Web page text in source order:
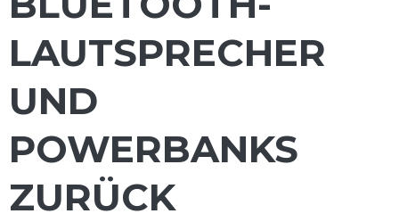
LAUTSPRECHER
UND
POWERBANKS
ZURÜCK